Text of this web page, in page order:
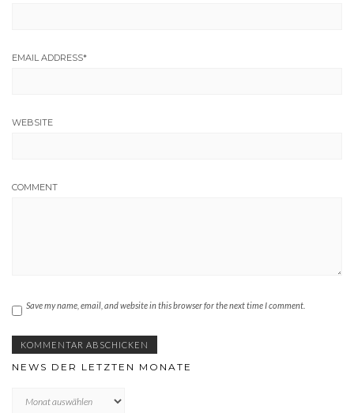
EMAIL ADDRESS*
WEBSITE
COMMENT
Save my name, email, and website in this browser for the next time I comment.
NEWS DER LETZTEN MONATE
der